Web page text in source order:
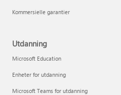
Kommersielle garantier
Utdanning
Microsoft Education
Enheter for utdanning
Microsoft Teams for utdanning